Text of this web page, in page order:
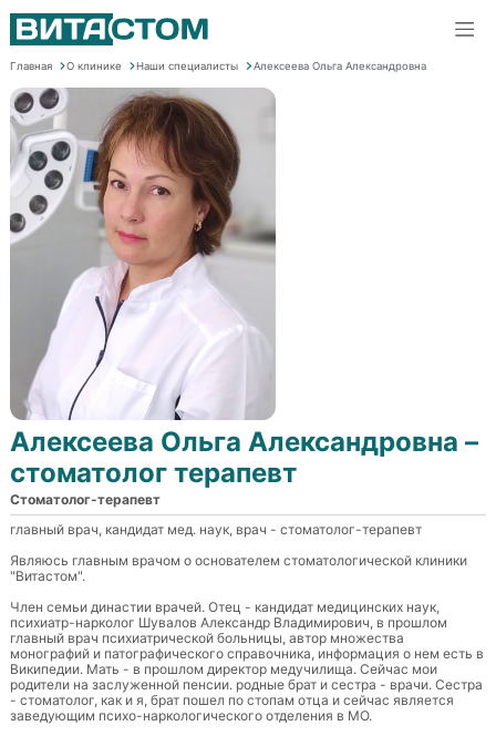
Главная О клинике Наши специалисты Алексеева Ольга Александровна
Алексеева Ольга Александровна –
стоматолог терапевт
Стоматолог-терапевт
главный врач, кандидат мед. наук, врач - стоматолог-терапевт
Являюсь главным врачом о основателем стоматологической клиники
"Витастом".
Член семьи династии врачей. Отец - кандидат медицинских наук,
психиатр-нарколог Шувалов Александр Владимирович, в прошлом
главный врач психиатрической больницы, автор множества
монографий и патографического справочника, информация о нем есть в
Википедии. Мать - в прошлом директор медучилища. Сейчас мои
родители на заслуженной пенсии. родные брат и сестра - врачи. Сестра
- стоматолог, как и я, брат пошел по стопам отца и сейчас является
заведующим психо-наркологического отделения в МО.